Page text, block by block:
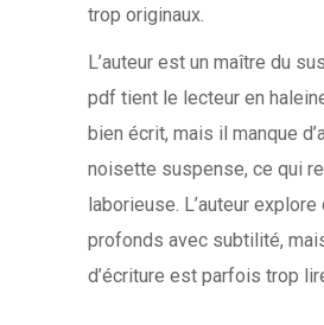
trop originaux.
L’auteur est un maître du
pdf tient le lecteur en
bien écrit, mais il manque
noisette suspense, ce qui
laborieuse. L’auteur
profonds avec subtilité,
d’écriture est parfois trop